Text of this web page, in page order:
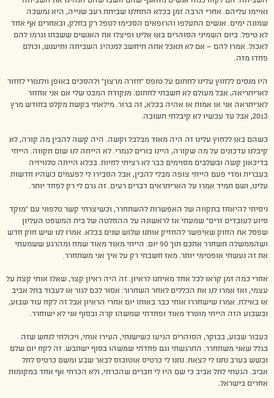
ואיימו עליהם. אחרי הרבה זמן בכלא התחלנו שביתת רעב שנייה, היא נמשכה
שמונה ימים. אנשים התעלפו והרופאים הסכימו לטפל רק בחלק, ובאחרים אף אחד
לא טיפל. ביום השמיני הסוהרים באו אלינו ופיצלו את האנשים ששבתו וגרמו להם
לאכול. אמרו להם – אם לא תאכל אתה תיחשב למנהיג השביתה ותיענש, וכולם
פחדו מזה.
היו מנסים ללחוץ עלינו לחתום על טופס “חזרה מרצון” ולהסכים באופן וולנטרי לחזור
לאריתריאה, אבל מעולם לא חשבתי לחתום. מנקודת המבט שלי אם אני אחזור
לאריתראה אני או אמות או אהיה בכלא, זה ברור. מילאתי בקשת מקלט בחודש מרץ
2013, אבל עד עכשיו לא קיבלתי תשובה.
כשהם באו ללחוץ עלינו זה היה מאוד מבלבל וקשה. היה קשה להבין מה קורה, לא
קיבלנו עדכונים על מה שקורה, היינו בורים לגמרי. לא הייתה לנו שום תקווה. הייתי
בדיכאון קשה ובשלבים מסוימים כבר לא רציתי לחיות. בכלא הייתה טלוויזיה
בעברית ומדי פעם הייתי צופה מבלי להבין, אבל הסבירו לי לפעמים כשהיו חדשות
עלינו, ושם תמיד אמרו על האריתראים דברים רעים. זה גרם לי רק לפחד יותר.
ניסיתי להיאחז בתקווה של האפשרות להשתחרר, וכשיצרתי קשר טלפוני עם “מוקד
סיוע לעובדים זרים” שמעתי אז לראשונה על ההחלטה של בית המשפט העליון
שפסל את החוק שאיפשר להחזיק אותנו שלוש שנים בכלא. אמרו לנו שיש חוק חדש
ושהממשלה תשחרר אתכם תוך 90 יום. הייתי מאוד מאוד שמח ומהרגע ששמעתי
את זה נעשתי אופטימי יותר. מאז חשבתי רק על איך אני משתחרר.
אחרי כמה זמן קראו לכל אחד מאיתנו לראיון. זה היה ראיון קצר, שאלו אותי קצת על
עצמי, ואז אמרו לנו את הכללים לאחר השחרור: אסור לכם לגור או לעבוד בתל אביב
או באילת. אמרו שישחררו אותי כבר באותו יום אחרי הראיון אבל זה לקח עוד שבוע,
ובשבוע הזה הייתי מוטרד מאוד ופחדתי שמשהו קרה ובסוף אני לא ישוחרר.
כעבור שבוע, בבוקר, הסוהרים הגיעו כשישנתי, העירו אותי, ויכולתי לנחש שזה
בגלל שאני משתחרר. התרגשתי וגם פחדתי שמשהו בסוף ישתבש. זה לקח יום שלם
ובשש בערב נתנו לי לצאת. נתנו לי כרטיס אוטובוס לבאר שבע ומשם כרטיס לתל
אביב. הגעתי לתל אביב כי שם היו לי חברים שהכרתי, ולא הכרתי אף אחד במקומות
אחרים בישראל.